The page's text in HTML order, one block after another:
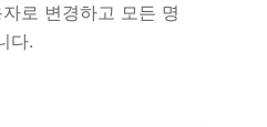
로 변경하고 모든 명
다.